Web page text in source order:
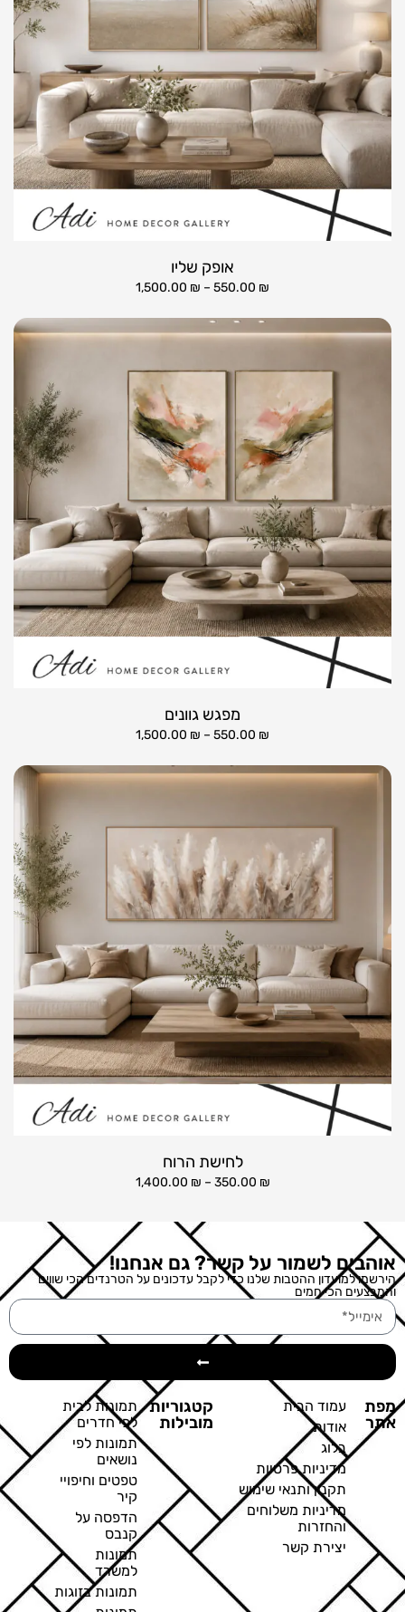
אופק שליו
550.00 ₪
–
1,500.00 ₪
מפגש גוונים
550.00 ₪
–
1,500.00 ₪
לחישת הרוח
350.00 ₪
–
1,400.00 ₪
אוהבים לשמור על קשר? גם אנחנו!
הירשמו למועדון ההטבות שלנו כדי לקבל עדכונים על הטרנדים הכי שווים
והמבצעים הכי חמים
מפת
אתר
עמוד הבית
אודות
בלוג
מדיניות פרטיות
תקנון ותנאי שימוש
מדיניות משלוחים
והחזרות
יצירת קשר
קטגוריות
מובילות
תמונות לבית
לפי חדרים
תמונות לפי
נושאים
טפטים וחיפויי
קיר
הדפסה על
קנבס
תמונות
למשרד
תמונות בזוגות